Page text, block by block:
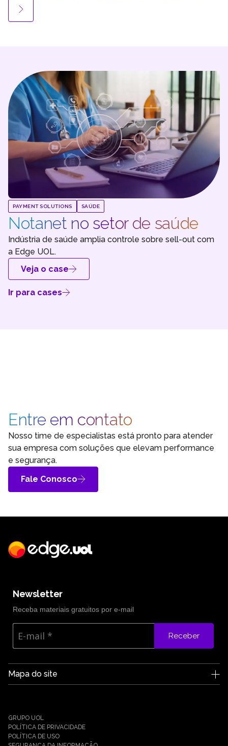
PAYMENT SOLUTIONS SAÚDE
Notanet no setor de saúde
Indústria de saúde amplia controle sobre sell-out com
a Edge UOL.
Veja o case
Ir para cases
Entre em contato
Nosso time de especialistas está pronto para atender
sua empresa com soluções que elevam performance
e segurança.
Fale Conosco
Newsletter
Receba materiais gratuitos por e-mail
Receber
Mapa do site
Notícias
Parceiros
GRUPO UOL
POLÍTICA DE PRIVACIDADE
POLÍTICA DE USO